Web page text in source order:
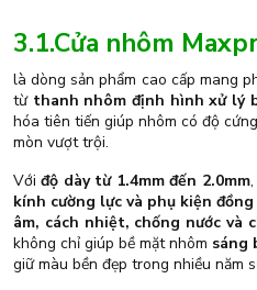
3.1.Cửa nhôm
là dòng sản phẩm cao cấp mang
từ thanh nhôm định hình xử lý
hóa tiên tiến giúp nhôm có độ
mòn vượt trội.
Vớiđộ dày từ 1.4mm đến 2.0mm
kính cường lực và phụ kiện
âm, cách nhiệt, chống nước và
không chỉ giúp bề mặt nhôm sáng
giữ màu bền đẹp trong nhiều năm